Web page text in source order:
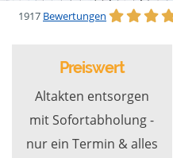
1917 Bewertungen
Preiswert
Altakten entsorgen
mit Sofortabholung -
nur ein Termin & alles